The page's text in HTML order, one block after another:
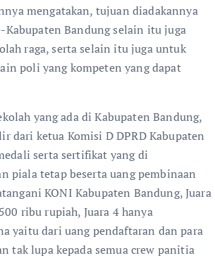
mengatakan, tujuan diadakannya
Bandung selain itu juga
raga, serta selain itu juga untuk
poli yang kompeten yang dapat
yang ada di Kabupaten Bandung,
dari ketua Komisi D DPRD Kabupaten
serta sertifikat yang di
piala tetap beserta uang pembinaan
KONI Kabupaten Bandung, Juara
ribu rupiah, Juara 4 hanya
yaitu dari uang pendaftaran dan para
tak lupa kepada semua crew panitia